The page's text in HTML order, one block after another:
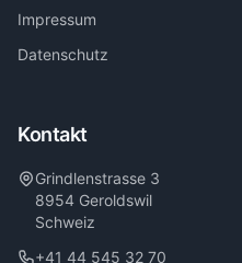
Impressum
Datenschutz
Kontakt
Grindlenstrasse 3
8954 Geroldswil
Schweiz
+41 44 545 32 70